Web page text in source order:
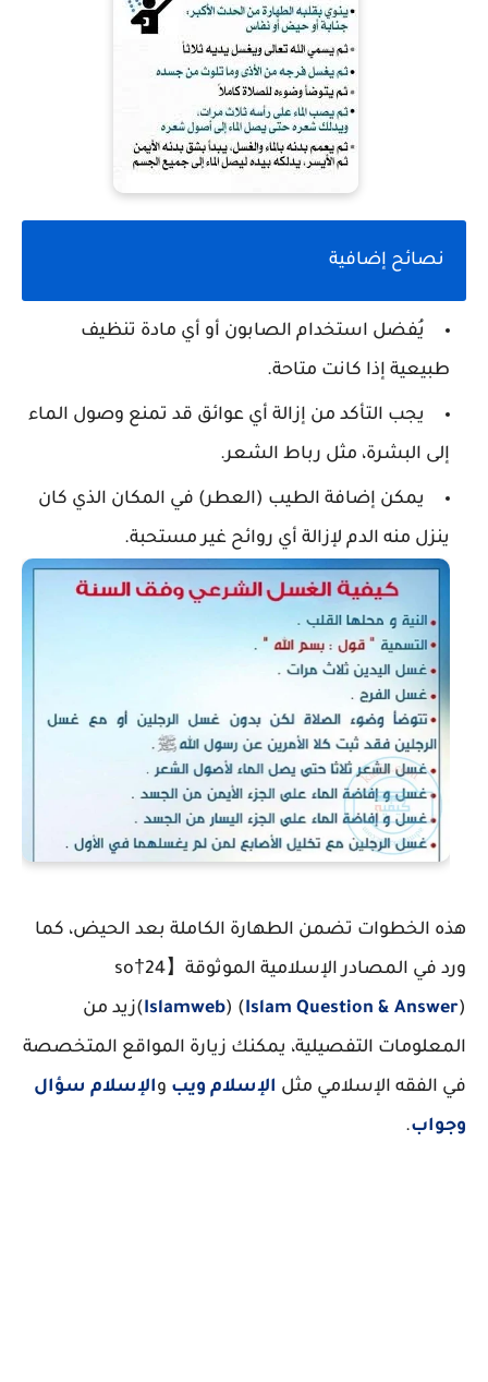
نصائح إضافية
يُفضل استخدام الصابون أو أي مادة تنظيف
طبيعية إذا كانت متاحة.
يجب التأكد من إزالة أي عوائق قد تمنع وصول الماء
إلى البشرة، مثل رباط الشعر.
يمكن إضافة الطيب (العطر) في المكان الذي كان
ينزل منه الدم لإزالة أي روائح غير مستحبة.
هذه الخطوات تضمن الطهارة الكاملة بعد الحيض، كما
ورد في المصادر الإسلامية الموثوقة【24†so​
(Islamweb) (Islam Question & Answer)
​زيد من
المعلومات التفصيلية، يمكنك زيارة المواقع المتخصصة
في الفقه الإسلامي مثل الإسلام ويب والإسلام سؤال
وجواب.